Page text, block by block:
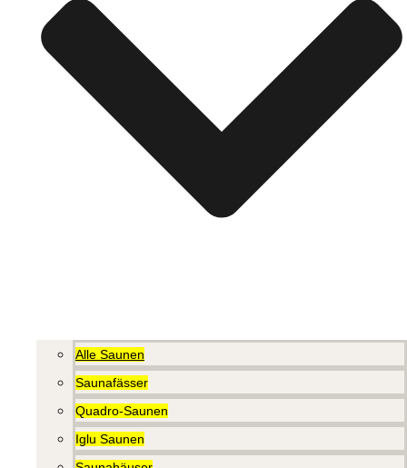
Alle Saunen
Saunafässer
Quadro-Saunen
Iglu Saunen